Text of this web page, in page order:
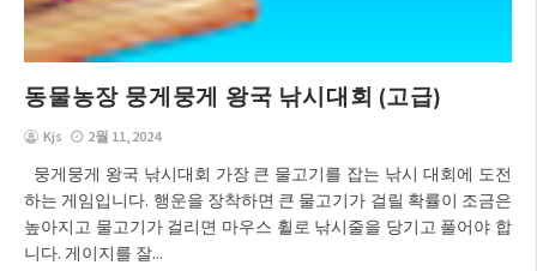
동물농장 뭉게뭉게 왕국 낚시대회 (고급)
Kjs 2월 11, 2024
뭉게뭉게 왕국 낚시대회 가장 큰 물고기를 잡는 낚시 대회에 도전
하는 게임입니다. 행운을 장착하면 큰 물고기가 걸릴 확률이 조금은
높아지고 물고기가 걸리면 마우스 휠로 낚시줄을 당기고 풀어야 합
니다. 게이지를 잘...